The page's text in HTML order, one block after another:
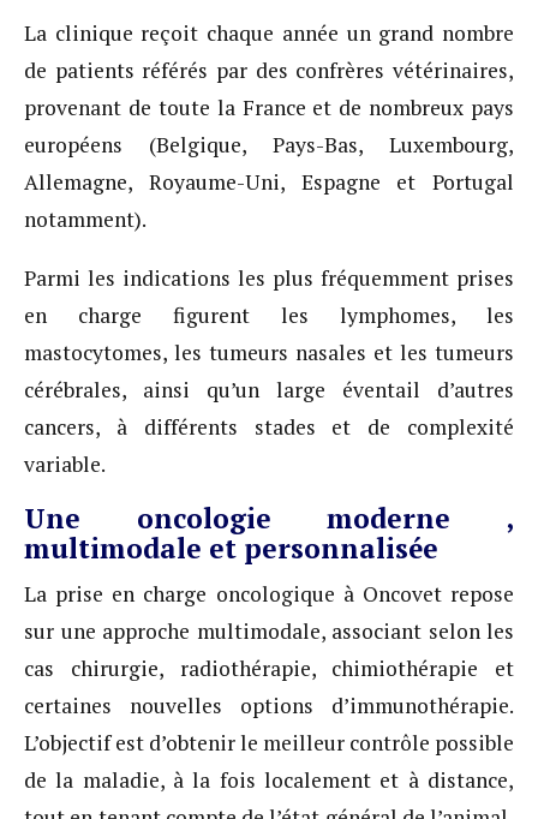
La clinique reçoit chaque année un grand nombre
de patients référés par des confrères vétérinaires,
provenant de toute la France et de nombreux pays
européens (Belgique, Pays-Bas, Luxembourg,
Allemagne, Royaume-Uni, Espagne et Portugal
notamment).
Parmi les indications les plus fréquemment prises
en charge figurent les lymphomes, les
mastocytomes, les tumeurs nasales et les tumeurs
cérébrales, ainsi qu’un large éventail d’autres
cancers, à différents stades et de complexité
variable.
Une oncologie moderne ,
multimodale et personnalisée
La prise en charge oncologique à Oncovet repose
sur une approche multimodale, associant selon les
cas chirurgie, radiothérapie, chimiothérapie et
certaines nouvelles options d’immunothérapie.
L’objectif est d’obtenir le meilleur contrôle possible
de la maladie, à la fois localement et à distance,